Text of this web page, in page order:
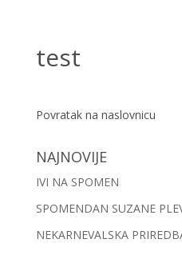
test
Povratak na naslovnicu
NAJNOVIJE
IVI NA SPOMEN
SPOMENDAN SUZANE
NEKARNEVALSKA